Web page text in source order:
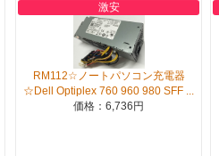
激安
RM112☆ノートパソコン充電器
☆Dell Optiplex 760 960 980 SFF ...
価格：6,736円